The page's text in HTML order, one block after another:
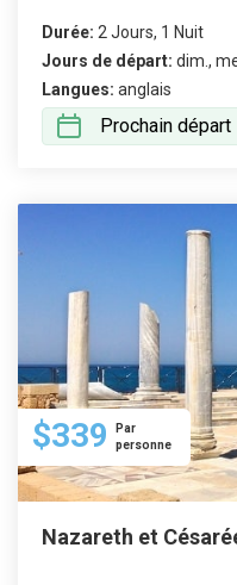
Durée: 2 Jours, 1 Nuit
Jours de départ: dim.,
Langues: anglais
Prochain départ
$339
Par
personne
Nazareth et